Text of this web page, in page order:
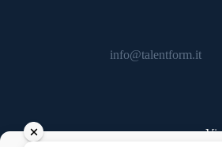
info@talentform.it